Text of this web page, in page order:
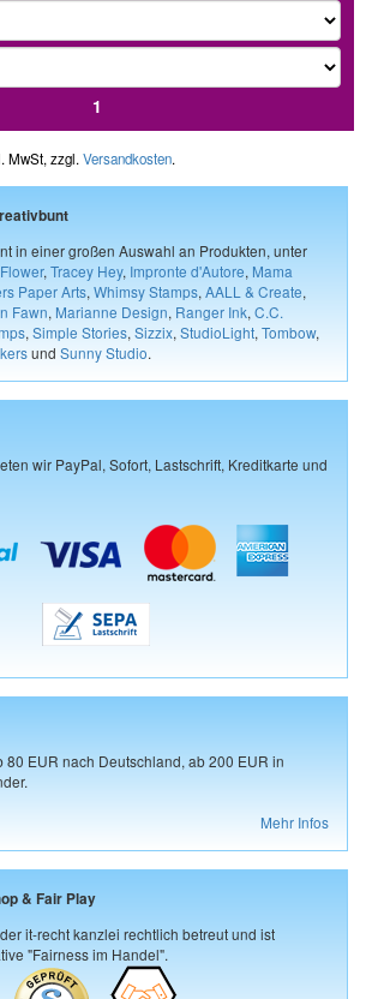
1
MwSt, zzgl. Versandkosten.
in einer großen Auswahl an Produkten, unter
, Tracey Hey, Impronte d'Autore, Mama
Paper Arts, Whimsy Stamps, AALL & Create,
Fawn, Marianne Design, Ranger Ink, C.C.
, Simple Stories, Sizzix, StudioLight, Tombow,
und Sunny Studio.
wir PayPal, Sofort, Lastschrift, Kreditkarte und
80 EUR nach Deutschland, ab 200 EUR in
Mehr Infos
& Fair Play
it-recht kanzlei rechtlich betreut und ist
"Fairness im Handel".